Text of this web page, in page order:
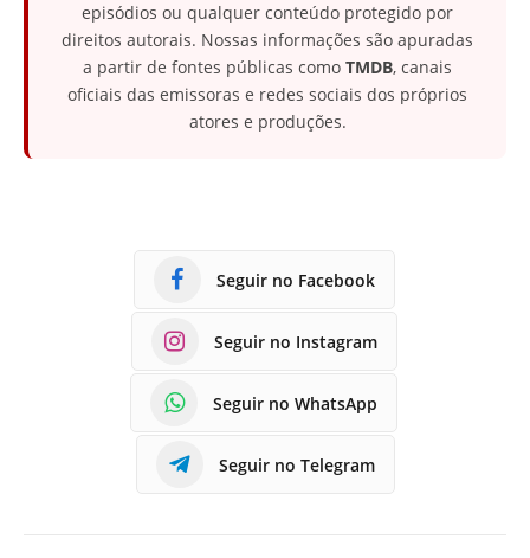
episódios ou qualquer conteúdo protegido por
direitos autorais. Nossas informações são apuradas
a partir de fontes públicas como TMDB, canais
oficiais das emissoras e redes sociais dos próprios
atores e produções.
Seguir no Facebook
Seguir no Instagram
Seguir no WhatsApp
Seguir no Telegram